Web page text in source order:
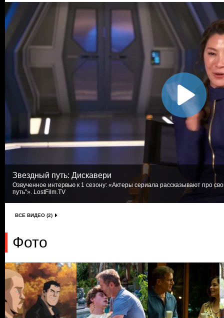
Звездный путь: Дискавери
Озвученное интервью к 1 сезону: «Актеры сериала рассказывают про
путь"». LostFilm.TV
ВСЕ ВИДЕО (2)
Фото